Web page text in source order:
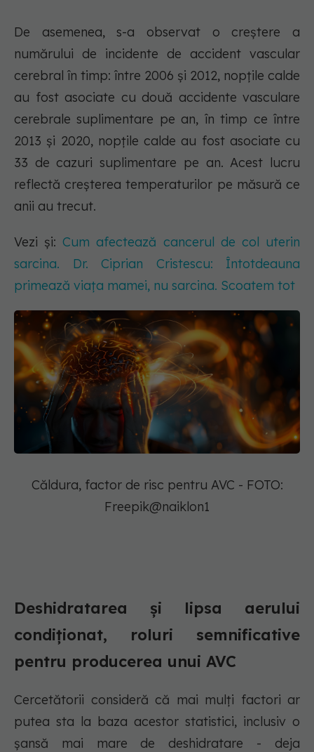
De asemenea, s-a observat o creștere a
numărului de incidente de accident vascular
cerebral în timp: între 2006 și 2012, nopțile calde
au fost asociate cu două accidente vasculare
cerebrale suplimentare pe an, în timp ce între
2013 și 2020, nopțile calde au fost asociate cu
33 de cazuri suplimentare pe an. Acest lucru
reflectă creșterea temperaturilor pe măsură ce
anii au trecut.
Vezi și:Cum afectează cancerul de col uterin
sarcina. Dr. Ciprian Cristescu: Întotdeauna
primează viața mamei, nu sarcina. Scoatem tot
Căldura, factor de risc pentru AVC - FOTO:
Freepik@naiklon1
Deshidratarea și lipsa aerului
condiționat, roluri semnificative
pentru producerea unui AVC
Cercetătorii consideră că mai mulți factori ar
putea sta la baza acestor statistici, inclusiv o
șansă mai mare de deshidratare - deja